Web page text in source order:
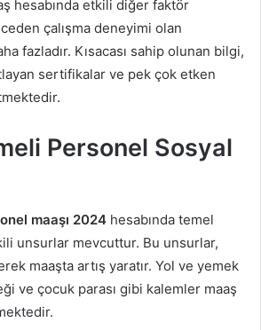
hesabında etkili diğer faktör
çalışma deneyimi olan
fazladır. Kısacası sahip olunan bilgi,
sertifikalar ve pek çok etken
Personel Sosyal
maaşı 2024 hesabında temel
unsurlar mevcuttur. Bu unsurlar,
maaşta artış yaratır. Yol ve yemek
ve çocuk parası gibi kalemler maaş